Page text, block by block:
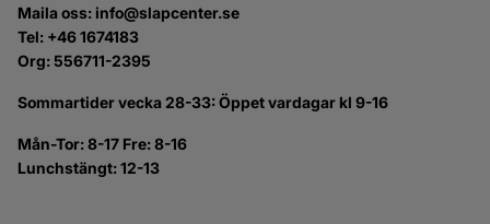
Maila oss: info@slapcenter.se
Tel: +46 1674183
Org: 556711-2395
Sommartider vecka 28-33: Öppet vardagar kl 9-16
Mån-Tor: 8-17 Fre: 8-16
Lunchstängt: 12-13